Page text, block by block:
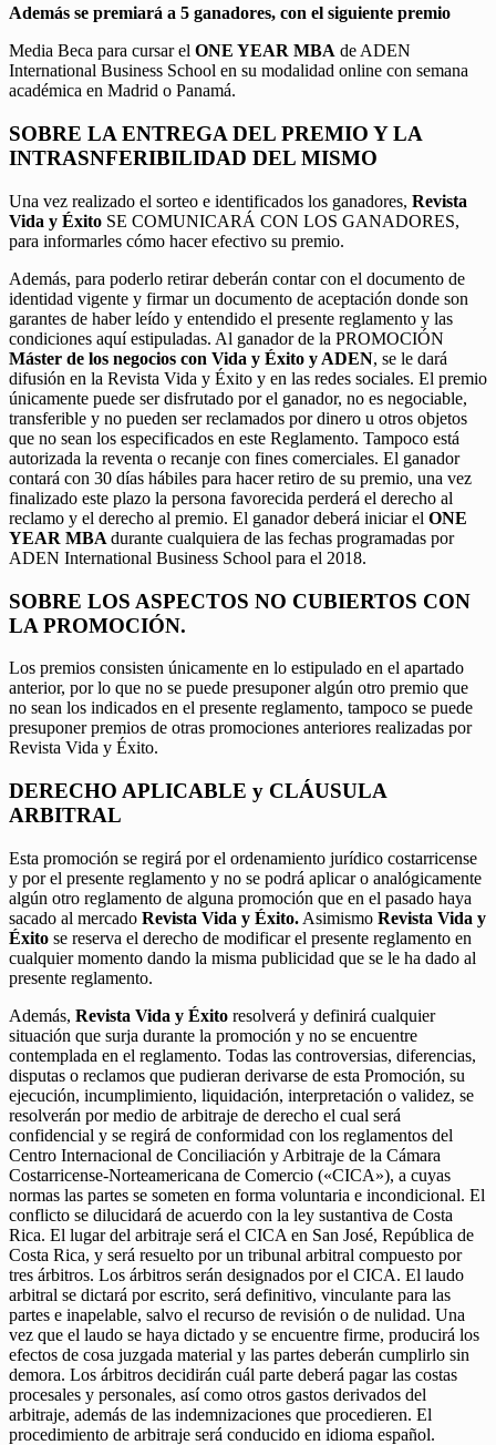
Además se premiará a 5 ganadores, con el siguiente premio
Media Beca para cursar el ONE YEAR MBA de ADEN
International Business School en su modalidad online con semana
académica en Madrid o Panamá.
SOBRE LA ENTREGA DEL PREMIO Y LA
INTRASNFERIBILIDAD DEL MISMO
Una vez realizado el sorteo e identificados los ganadores, Revista
Vida y Éxito SE COMUNICARÁ CON LOS GANADORES,
para informarles cómo hacer efectivo su premio.
Además, para poderlo retirar deberán contar con el documento de
identidad vigente y firmar un documento de aceptación donde son
garantes de haber leído y entendido el presente reglamento y las
condiciones aquí estipuladas. Al ganador de la PROMOCIÓN
Máster de los negocios con Vida y Éxito y ADEN, se le dará
difusión en la Revista Vida y Éxito y en las redes sociales. El premio
únicamente puede ser disfrutado por el ganador, no es negociable,
transferible y no pueden ser reclamados por dinero u otros objetos
que no sean los especificados en este Reglamento. Tampoco está
autorizada la reventa o recanje con fines comerciales. El ganador
contará con 30 días hábiles para hacer retiro de su premio, una vez
finalizado este plazo la persona favorecida perderá el derecho al
reclamo y el derecho al premio. El ganador deberá iniciar el ONE
YEAR MBA durante cualquiera de las fechas programadas por
ADEN International Business School para el 2018.
SOBRE LOS ASPECTOS NO CUBIERTOS CON
LA PROMOCIÓN.
Los premios consisten únicamente en lo estipulado en el apartado
anterior, por lo que no se puede presuponer algún otro premio que
no sean los indicados en el presente reglamento, tampoco se puede
presuponer premios de otras promociones anteriores realizadas por
Revista Vida y Éxito.
DERECHO APLICABLE y CLÁUSULA
ARBITRAL
Esta promoción se regirá por el ordenamiento jurídico costarricense
y por el presente reglamento y no se podrá aplicar o analógicamente
algún otro reglamento de alguna promoción que en el pasado haya
sacado al mercado Revista Vida y Éxito. Asimismo Revista Vida y
Éxito se reserva el derecho de modificar el presente reglamento en
cualquier momento dando la misma publicidad que se le ha dado al
presente reglamento.
Además, Revista Vida y Éxito resolverá y definirá cualquier
situación que surja durante la promoción y no se encuentre
contemplada en el reglamento. Todas las controversias, diferencias,
disputas o reclamos que pudieran derivarse de esta Promoción, su
ejecución, incumplimiento, liquidación, interpretación o validez, se
resolverán por medio de arbitraje de derecho el cual será
confidencial y se regirá de conformidad con los reglamentos del
Centro Internacional de Conciliación y Arbitraje de la Cámara
Costarricense-Norteamericana de Comercio («CICA»), a cuyas
normas las partes se someten en forma voluntaria e incondicional. El
conflicto se dilucidará de acuerdo con la ley sustantiva de Costa
Rica. El lugar del arbitraje será el CICA en San José, República de
Costa Rica, y será resuelto por un tribunal arbitral compuesto por
tres árbitros. Los árbitros serán designados por el CICA. El laudo
arbitral se dictará por escrito, será definitivo, vinculante para las
partes e inapelable, salvo el recurso de revisión o de nulidad. Una
vez que el laudo se haya dictado y se encuentre firme, producirá los
efectos de cosa juzgada material y las partes deberán cumplirlo sin
demora. Los árbitros decidirán cuál parte deberá pagar las costas
procesales y personales, así como otros gastos derivados del
arbitraje, además de las indemnizaciones que procedieren. El
procedimiento de arbitraje será conducido en idioma español.